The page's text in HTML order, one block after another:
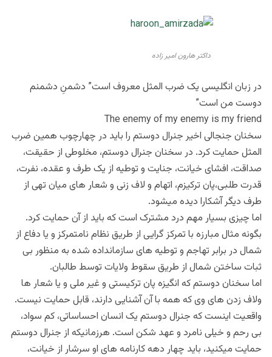
داکتر هارون امیر زاده
در زبان انگلیسی یک ضرب المثل معروف است” دشمنِ دشمنم
دوست من است”
The enemy of my enemy is my friend
سخنان جنجالی اخیر جنرال دوستم را باید در چهارچوب همین ضرب
المثل حمایت کرد. در سخنان جنرال دوستم، مخلوطی از حقیقت،
صداقت، افشای خیانت، جنایت و توطیه از یک طرف و عقده، نفرت،
قدرت طلبی،پان ترکیزم، اتهام و لاف زنی و شعار های میان تهی از
طرف دیگر آشکارا دیده میشود.
اما چیزی بسیار مهم درد مشترک است که باید از آن حمایت کرد.
بگونه مثال مبارزه با تمرکز گرایی از طریق نظام نامتمرکز و یا دفاع از
شمال در برابر تهاجم و توطیه های سازمانداده شده به منظور بی
ثبات ساختن شمال از طریق سقوط ولایات توسط طالبان.
اما سخنان دوستم که انگیزه پان ترکیستی و غیر ملی و یا شعار ها
ولاف زدن های وی که همه با آن آشنایی دارند، قابل حمایت نیست.
واقعیت اینست که جنرال دوستم یک انسان احساساتی، کم سواد،
بی رحم و خیلی نامرد و عهد شکن است. هرزمانیکه از جنرال دوستم
حمایت میکنید، باید چهار دهه کارنامه های او سرشار از خیانت،